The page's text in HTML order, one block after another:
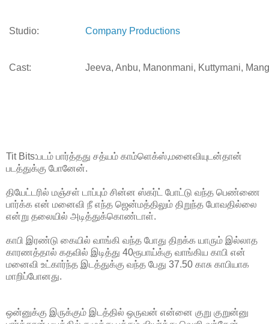
Studio: Company Productions
Cast: Jeeva, Anbu, Manonmani, Kuttymani,
Tit Bits:படம் பார்த்தது சத்யம் காம்ளெக்ஸ்,மனைவியுடன்தான்
படத்துக்கு போனேன்.
தியேட்டரில் மஞ்சள் டாப்பும் சின்ன ஸ்கர்ட் போட்டு வந்த பெண்ணை
பார்க்க என் மனைவி நீ எந்த ஜென்மத்திலும் திறுந்த போவதில்லை
என்று தலையில் அடித்துக்கொண்டாள்.
காபி இரண்டு கையில் வாங்கி வந்த போது திறக்க யாரும் இல்லாத
காரணத்தால் கதவில் இடித்து 40ரூபாய்க்கு வாங்கிய காபி என்
மனைவி உட்கார்ந்த இடத்துக்கு வந்த பேது 37.50 காசு காபியாக
மாறிப்போனது.
ஒன்னுக்கு இருக்கும் இடத்தில் ஒருவன் என்னை குறு குறுன்னு